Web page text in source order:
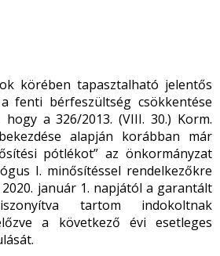
körében tapasztalható jelentős
fenti bérfeszültség csökkentése
a 326/2013. (VIII. 30.) Korm.
alapján korábban már
pótlékot” az önkormányzat
I. minősítéssel rendelkezőkre
január 1. napjától a garantált
tartom indokoltnak
a következő évi esetleges